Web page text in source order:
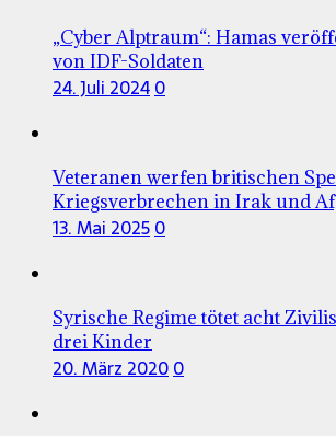
„Cyber Alptraum“: Hamas
von IDF-Soldaten
24. Juli 20240
Veteranen werfen britischen
Kriegsverbrechen in Irak und
13. Mai 20250
Syrische Regime tötet acht
drei Kinder
20. März 20200